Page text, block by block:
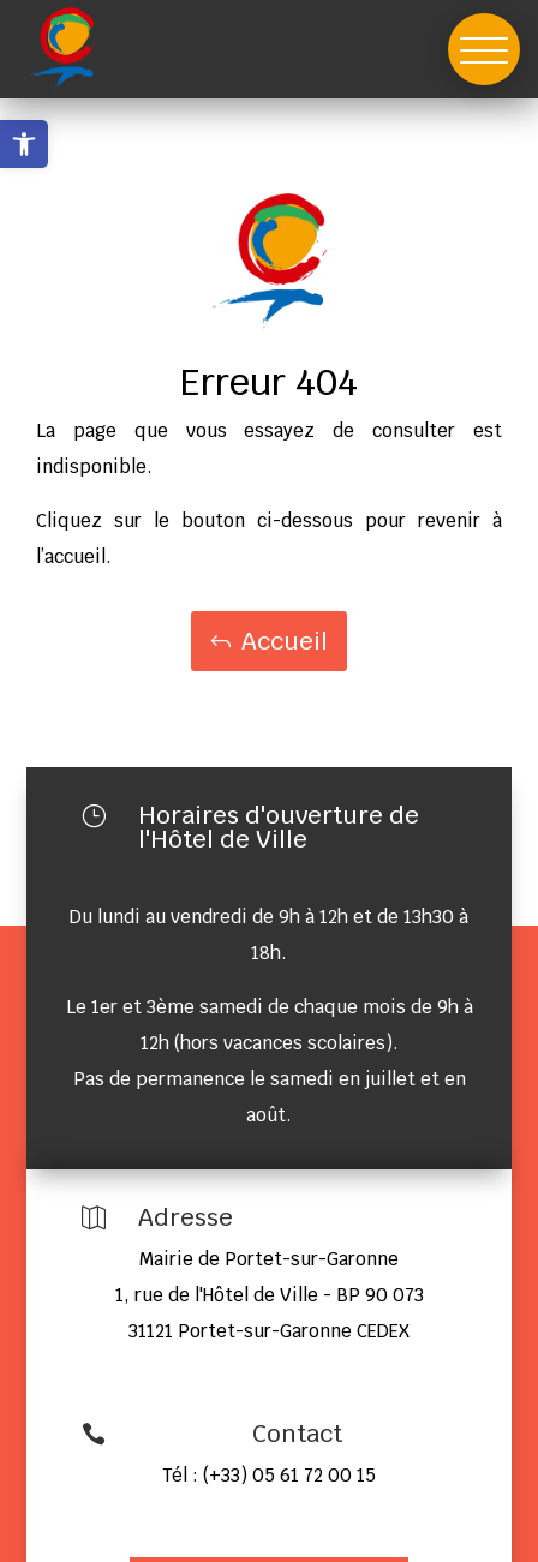
content
Ouvrir la barre d’outils
Erreur 404
La page que vous essayez de consulter est
indisponible.
Cliquez sur le bouton ci-dessous pour revenir à
l’accueil.
Accueil
} Horaires d'ouverture de
l'Hôtel de Ville
Du lundi au vendredi de 9h à 12h et de 13h30 à
18h.
Le 1er et 3ème samedi de chaque mois de 9h à
12h (hors vacances scolaires).
Pas de permanence le samedi en juillet et en
août.
 Adresse
Mairie de Portet-sur-Garonne
1, rue de l'Hôtel de Ville - BP 90 073
31121 Portet-sur-Garonne CEDEX
 Contact
Tél : (+33) 05 61 72 00 15